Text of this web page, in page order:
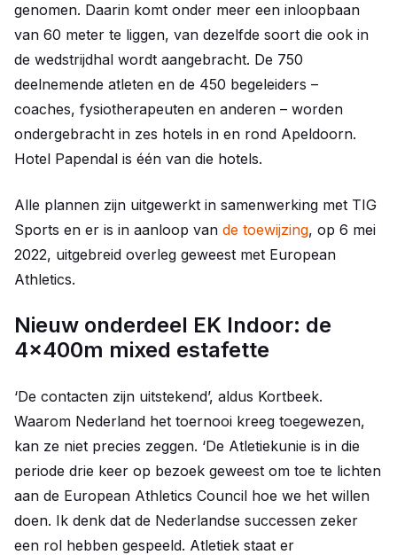
genomen. Daarin komt onder meer een inloopbaan
van 60 meter te liggen, van dezelfde soort die ook in
de wedstrijdhal wordt aangebracht. De 750
deelnemende atleten en de 450 begeleiders –
coaches, fysiotherapeuten en anderen – worden
ondergebracht in zes hotels in en rond Apeldoorn.
Hotel Papendal is één van die hotels.
Alle plannen zijn uitgewerkt in samenwerking met TIG
Sports en er is in aanloop van de toewijzing, op 6 mei
2022, uitgebreid overleg geweest met European
Athletics.
Nieuw onderdeel EK Indoor: de
4x400m mixed estafette
‘De contacten zijn uitstekend’, aldus Kortbeek.
Waarom Nederland het toernooi kreeg toegewezen,
kan ze niet precies zeggen. ‘De Atletiekunie is in die
periode drie keer op bezoek geweest om toe te lichten
aan de European Athletics Council hoe we het willen
doen. Ik denk dat de Nederlandse successen zeker
een rol hebben gespeeld. Atletiek staat er